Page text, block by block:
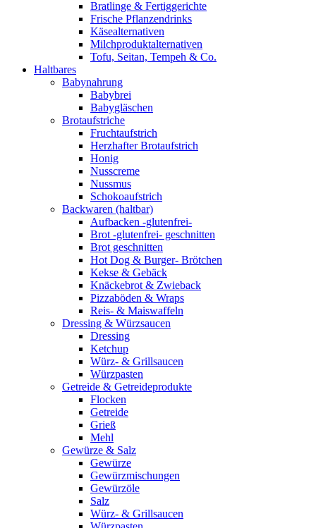
Bratlinge & Fertiggerichte
Frische Pflanzendrinks
Käsealternativen
Milchproduktalternativen
Tofu, Seitan, Tempeh & Co.
Haltbares
Babynahrung
Babybrei
Babygläschen
Brotaufstriche
Fruchtaufstrich
Herzhafter Brotaufstrich
Honig
Nusscreme
Nussmus
Schokoaufstrich
Backwaren (haltbar)
Aufbacken -glutenfrei-
Brot -glutenfrei- geschnitten
Brot geschnitten
Hot Dog & Burger- Brötchen
Kekse & Gebäck
Knäckebrot & Zwieback
Pizzaböden & Wraps
Reis- & Maiswaffeln
Dressing & Würzsaucen
Dressing
Ketchup
Würz- & Grillsaucen
Würzpasten
Getreide & Getreideprodukte
Flocken
Getreide
Grieß
Mehl
Gewürze & Salz
Gewürze
Gewürzmischungen
Gewürzöle
Salz
Würz- & Grillsaucen